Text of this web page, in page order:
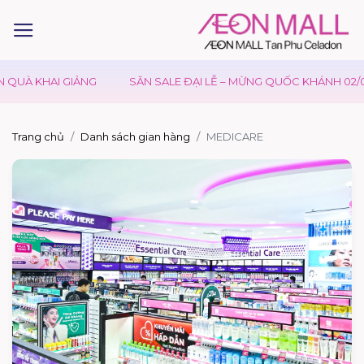
KHAI GIẢNG SĂN SALE ĐẠI LỄ – MỪNG QUỐC KHÁNH 02/09
Trang chủ Danh sách gian hàng MEDICARE